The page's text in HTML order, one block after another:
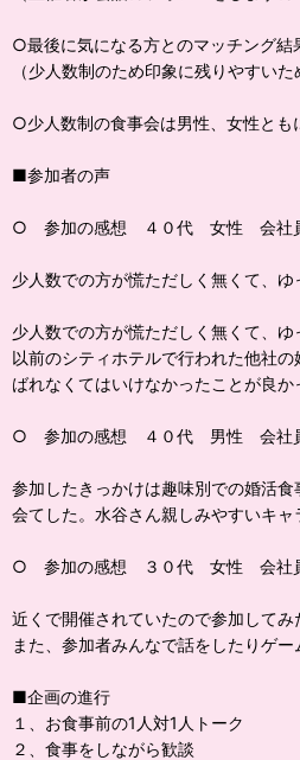
○最後に気になる方とのマッチング結
（少人数制のため印象に残りやすいた
○少人数制の食事会は男性、女性とも
■参加者の声
○ 参加の感想 ４０代 女性 会社
少人数での方が慌ただしく無くて、
少人数での方が慌ただしく無くて、
以前のシティホテルで行われた他社
ばれなくてはいけなかったことが良
○ 参加の感想 ４０代 男性 会社
参加したきっかけは趣味別での婚活
会てした。水谷さん親しみやすいキャ
○ 参加の感想 ３０代 女性 会社
近くで開催されていたので参加して
また、参加者みんなで話をしたりゲ
■企画の進行
１、お食事前の1人対1人トーク
２、食事をしながら歓談